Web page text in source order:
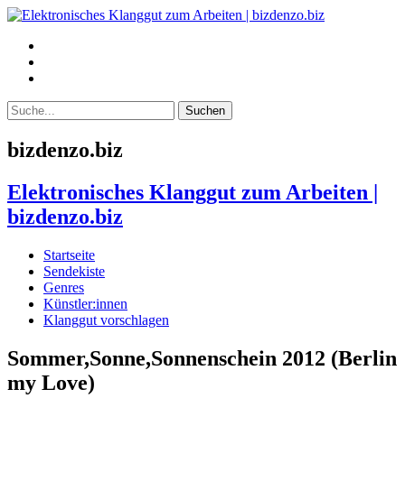
bizdenzo.biz
Elektronisches Klanggut zum Arbeiten |
bizdenzo.biz
Startseite
Sendekiste
Genres
Künstler:innen
Klanggut vorschlagen
Sommer,Sonne,Sonnenschein 2012 (Berlin
my Love)